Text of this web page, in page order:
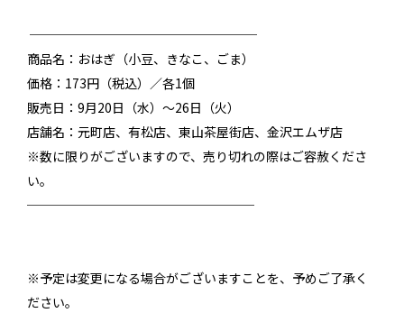
──────────────────
商品名： おはぎ （小豆、きなこ、ごま）
価格：173円（税込）／各1個
販売日：9月20日（水）～26日（火）
店舗名：元町店、有松店、東山茶屋街店、金沢エムザ店
※数に限りがございますので、売り切れの際はご容赦くださ
い。
──────────────────
※予定は変更になる場合がございますことを、予めご了承く
ださい。